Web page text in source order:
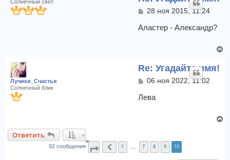
Солнечный свет
С
о
и
е
28 ноя 2015, 11:24
Аластер - Александр?
Лучики_Счастья
Солнечный блик
Re: Угадайте имя!
С
о
е
06 ноя 2022, 11:02
Лева
Ответить
92 сообщения Страница10 из
Пред.
1 … 7 8 9 10